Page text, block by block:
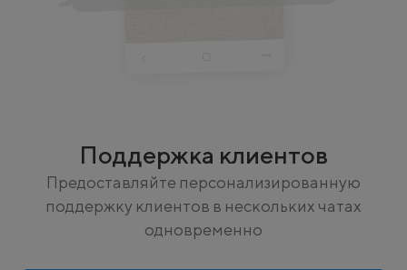
Поддержка клиентов
Предоставляйте персонализированную
поддержку клиентов в нескольких чатах
одновременно